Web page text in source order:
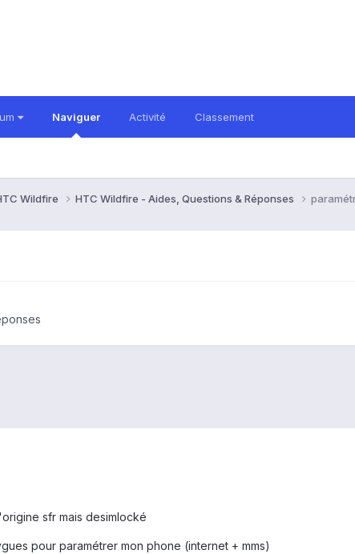
Naviguer Activité Classement
Wildfire HTC Wildfire - Aides, Questions & Réponses
sfr mais desimlocké
pour paramétrer mon phone (internet + mms)